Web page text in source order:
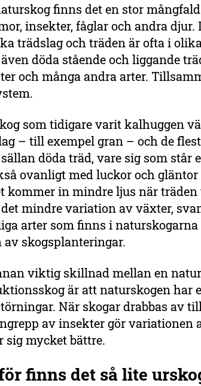
finns det en stor
insekter, fåglar och andra
trädslag och träden är ofta i
döda stående och liggande
och många andra arter.
som tidigare varit kalhuggen
– till exempel gran – och de
döda träd, vare sig som står
ovanligt med luckor och
kommer in mindre ljus när
mindre variation av växter,
arter som finns i
av skogsplanteringar.
viktig skillnad mellan en
är att naturskogen har
När skogar drabbas av
av insekter gör variationen
sig mycket bättre.
finns det så lite